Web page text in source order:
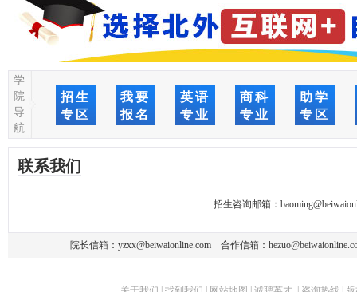
学
院
导
航
招生
专区
我要
报名
英语
专业
商科
专业
助学
专区
联系我们
招生咨询邮箱：
院长信箱： yzxx@beiwaionline.com 合作信箱：